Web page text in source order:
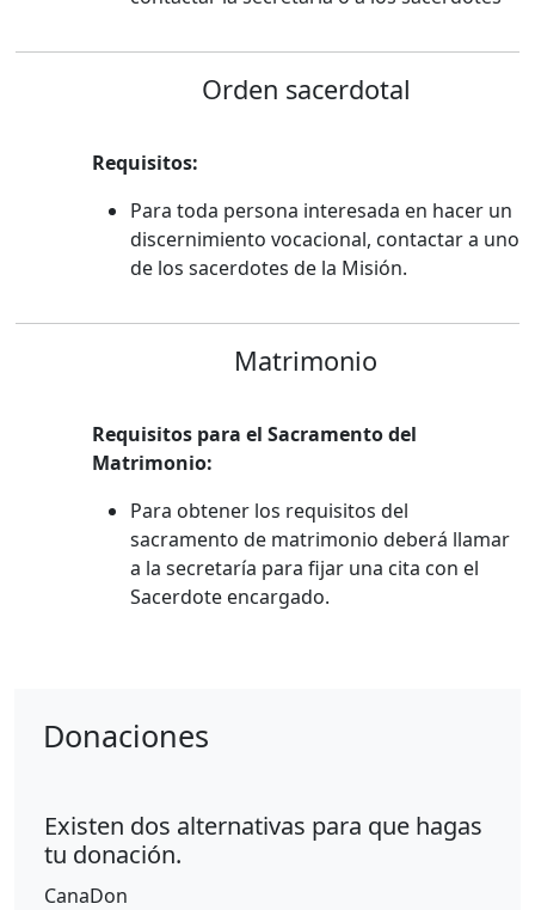
Orden sacerdotal
Requisitos:
Para toda persona interesada en hacer un
discernimiento vocacional, contactar a uno
de los sacerdotes de la Misión.
Matrimonio
Requisitos para el Sacramento del
Matrimonio:
Para obtener los requisitos del
sacramento de matrimonio deberá llamar
a la secretaría para fijar una cita con el
Sacerdote encargado.
Donaciones
Existen dos alternativas para que hagas
tu donación.
CanaDon